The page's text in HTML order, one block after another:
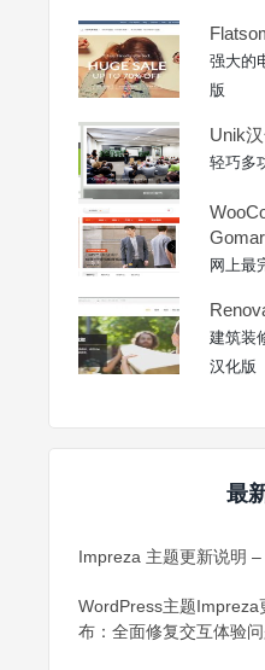
强大的
版
Unik
轻巧多
网上最
建筑装
汉化版
最
Impreza 主题更新说明
WordPress主题
布：全面修复交互体验